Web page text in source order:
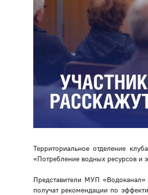
Территориальное отделение
«Потребление водных ресурсов и
Представители МУП
получат рекомендации по